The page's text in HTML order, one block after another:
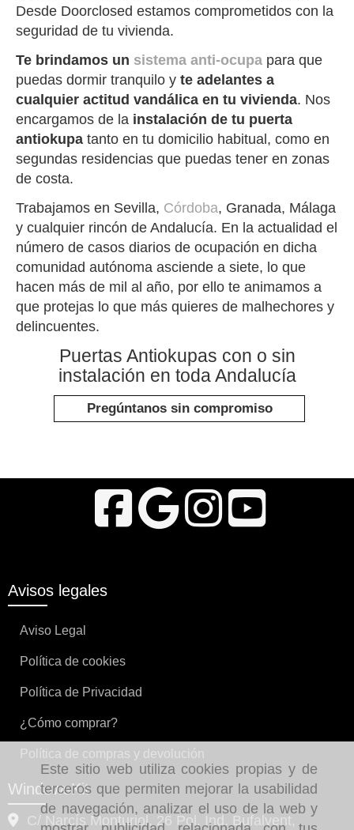
Este sitio web utiliza cookies propias y de
terceros que permiten mejorar la usabilidad
de navegación, analizar el uso de la web y
Desde Doorclosed estamos comprometidos con la
seguridad de tu vivienda.
Te brindamos un sistema anti-ocupa para que
puedas dormir tranquilo y te adelantes a
cualquier actitud vandálica en tu vivienda. Nos
encargamos de la instalación de tu puerta
antiokupa tanto en tu domicilio habitual, como en
segundas residencias que puedas tener en zonas
de costa.
Trabajamos en Sevilla, Córdoba, Granada, Málaga
y cualquier rincón de Andalucía. En la actualidad el
número de casos diarios de ocupación en dicha
comunidad autónoma asciende a siete, lo que
hacen más de mil al año, por ello te animamos a
que protejas lo que más quieres de malhechores y
delincuentes.
Puertas Antiokupas con o sin
instalación en toda Andalucía
Pregúntanos sin compromiso
Avisos legales
Aviso Legal
Política de cookies
Política de Privacidad
¿Cómo comprar?
Política de compras y devolución
WindowsKit
C/ Narcís Monturiol, 26 Pol. Ind. Bufalvent,